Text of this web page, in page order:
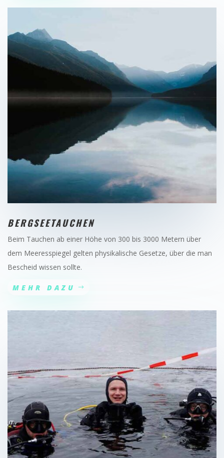
BERGSEETAUCHEN
Beim Tauchen ab einer Höhe von 300 bis 3000 Metern über
dem Meeresspiegel gelten physikalische Gesetze, über die man
Bescheid wissen sollte.
MEHR DAZU